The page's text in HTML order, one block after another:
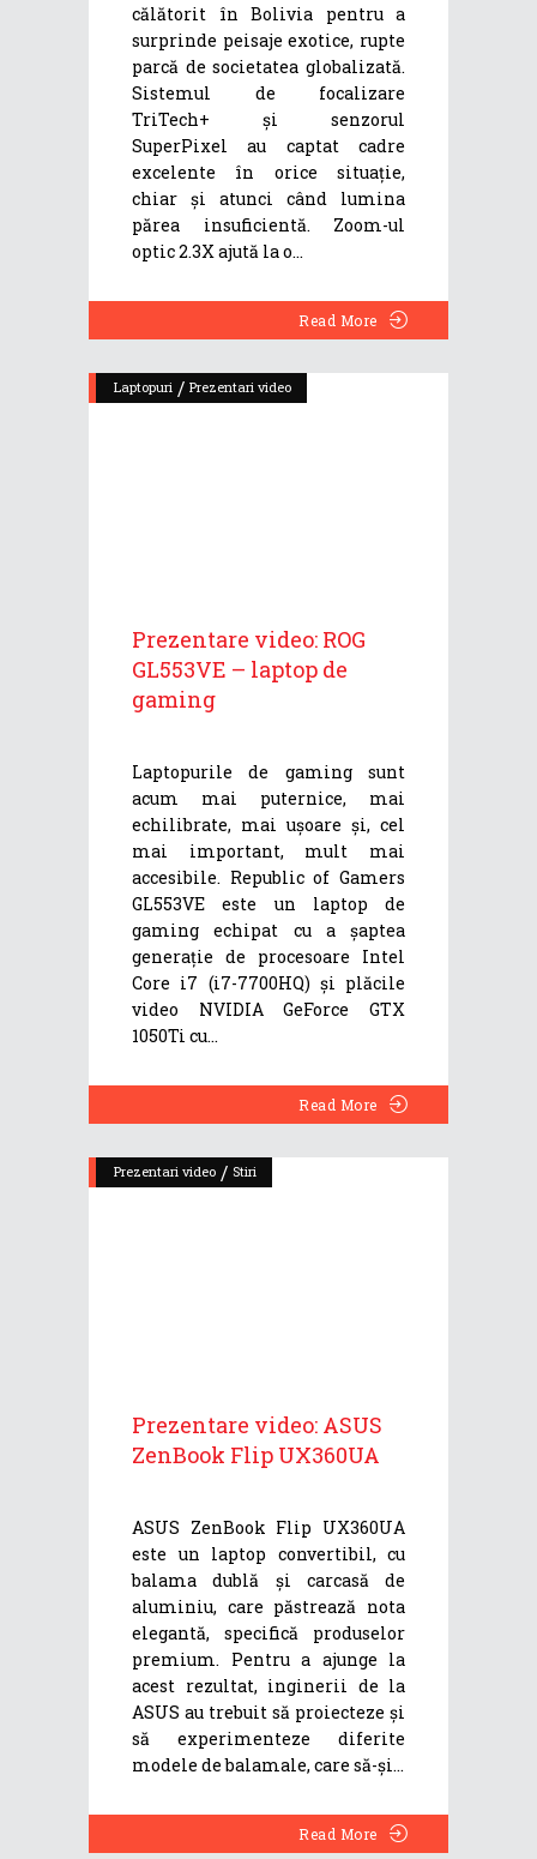
călătorit în Bolivia pentru a
surprinde peisaje exotice, rupte
parcă de societatea globalizată.
Sistemul de focalizare
TriTech+ și senzorul
SuperPixel au captat cadre
excelente în orice situație,
chiar și atunci când lumina
părea insuficientă. Zoom-ul
optic 2.3X ajută la o
Read More
Laptopuri / Prezentari video
Prezentare video: ROG
GL553VE – laptop de
gaming
Laptopurile de gaming sunt
acum mai puternice, mai
echilibrate, mai ușoare și, cel
mai important, mult mai
accesibile. Republic of Gamers
GL553VE este un laptop de
gaming echipat cu a șaptea
generație de procesoare Intel
Core i7 (i7-7700HQ) și plăcile
video NVIDIA GeForce GTX
1050Ti cu
Read More
Prezentari video / Stiri
Prezentare video: ASUS
ZenBook Flip UX360UA
ASUS ZenBook Flip UX360UA
este un laptop convertibil, cu
balama dublă și carcasă de
aluminiu, care păstrează nota
elegantă, specifică produselor
premium. Pentru a ajunge la
acest rezultat, inginerii de la
ASUS au trebuit să proiecteze și
să experimenteze diferite
modele de balamale, care să-și
Read More